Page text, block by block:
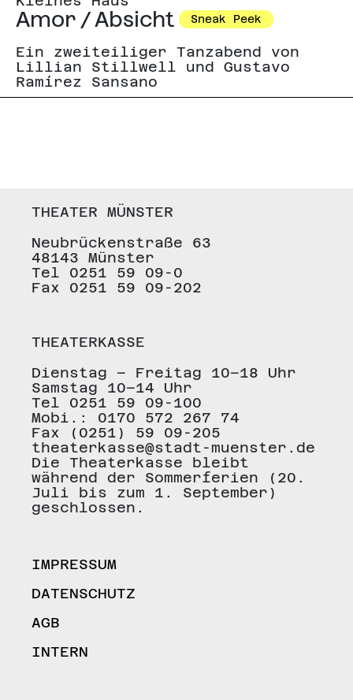
Amor / Absicht Sneak Peek
Ein zweiteiliger Tanzabend von
Lillian Stillwell und Gustavo
Ramírez Sansano
THEATER MÜNSTER
Neubrückenstraße 63
48143 Münster
Tel 0251 59 09-0
Fax 0251 59 09-202
THEATERKASSE
Dienstag – Freitag 10–18 Uhr
Samstag 10–14 Uhr
Tel 0251 59 09-100
Mobi.: 0170 572 267 74
Fax (0251) 59 09-205
theaterkasse@stadt-muenster.de
Die Theaterkasse bleibt
während der Sommerferien (20.
Juli bis zum 1. September)
geschlossen.
IMPRESSUM
DATENSCHUTZ
AGB
INTERN